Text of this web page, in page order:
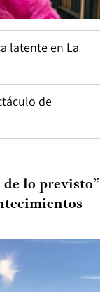
latente en La
de
lo previsto”